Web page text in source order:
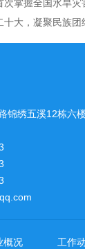
次掌握全国水旱灾
十大，凝聚民族团
锦绣五溪12栋六楼
概况 工作